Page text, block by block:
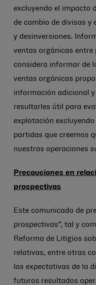
excluyendo el impacto
de cambio de divisas y
y desinversiones.
ventas orgánicas entre
considera informar de
ventas orgánicas
información adicional
resultarles útil para
explotación
partidas que creemos
nuestras operaciones
Precauciones en
prospectivas
Este comunicado de
prospectivas”, tal y
Reforma de Litigios
relativas, entre otras
las expectativas de la
futuros resultados